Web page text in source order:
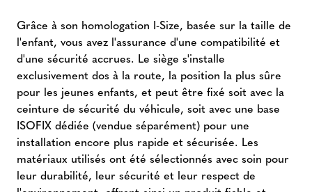
Grâce à son homologation I-Size, basée sur la taille de
l'enfant, vous avez l'assurance d'une compatibilité et
d'une sécurité accrues. Le siège s'installe
exclusivement dos à la route, la position la plus sûre
pour les jeunes enfants, et peut être fixé soit avec la
ceinture de sécurité du véhicule, soit avec une base
ISOFIX dédiée (vendue séparément) pour une
installation encore plus rapide et sécurisée. Les
matériaux utilisés ont été sélectionnés avec soin pour
leur durabilité, leur sécurité et leur respect de